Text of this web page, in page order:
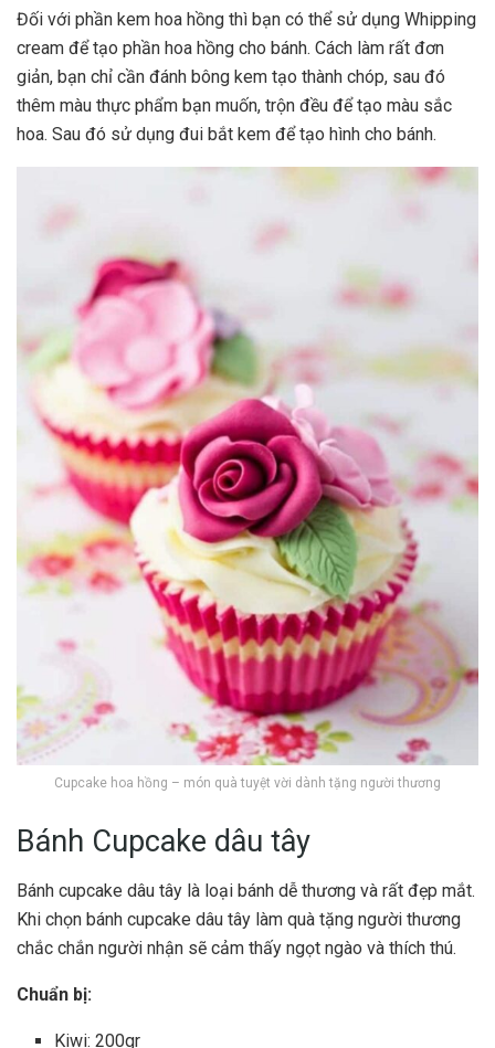
Đối với phần kem hoa hồng thì bạn có thể sử dụng Whipping
cream để tạo phần hoa hồng cho bánh. Cách làm rất đơn
giản, bạn chỉ cần đánh bông kem tạo thành chóp, sau đó
thêm màu thực phẩm bạn muốn, trộn đều để tạo màu sắc
hoa. Sau đó sử dụng đui bắt kem để tạo hình cho bánh.
Cupcake hoa hồng – món quà tuyệt vời dành tặng người thương
Bánh Cupcake dâu tây
Bánh cupcake dâu tây là loại bánh dễ thương và rất đẹp mắt.
Khi chọn bánh cupcake dâu tây làm quà tặng người thương
chắc chắn người nhận sẽ cảm thấy ngọt ngào và thích thú.
Chuẩn bị:
Kiwi: 200gr